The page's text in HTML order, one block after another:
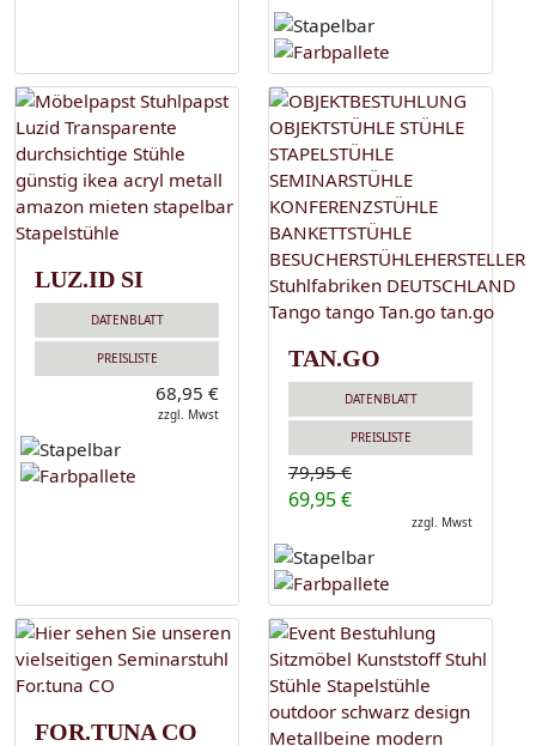
LUZ.ID SI
DATENBLATT
PREISLISTE
68,95 €
zzgl. Mwst
TAN.GO
DATENBLATT
PREISLISTE
79,95 €
69,95 €
zzgl. Mwst
FOR.TUNA CO